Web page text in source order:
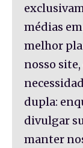
médias
melhor
nosso site,
dupla:
divulgar
manter